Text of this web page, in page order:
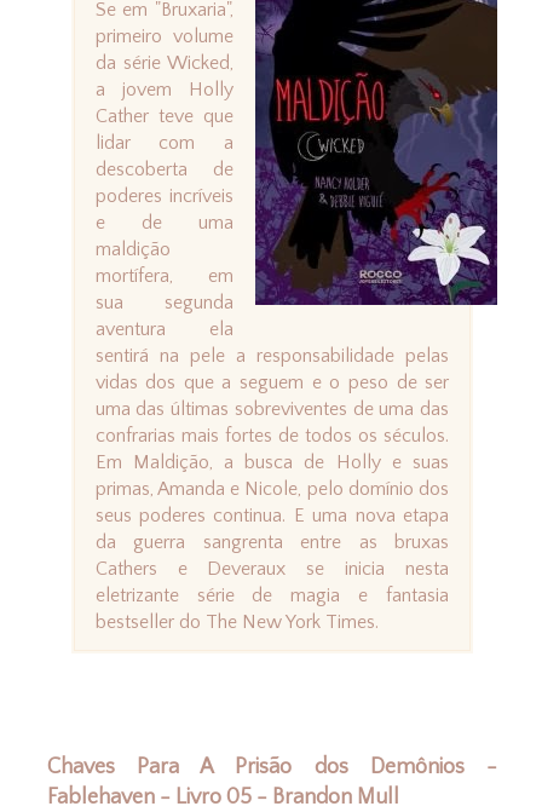
Se em "Bruxaria",
primeiro volume
da série Wicked,
a jovem Holly
Cather teve que
lidar com a
descoberta de
poderes incríveis
e de uma
maldição
mortífera, em
sua segunda
aventura ela
sentirá na pele a responsabilidade pelas
vidas dos que a seguem e o peso de ser
uma das últimas sobreviventes de uma das
confrarias mais fortes de todos os séculos.
Em Maldição, a busca de Holly e suas
primas, Amanda e Nicole, pelo domínio dos
seus poderes continua. E uma nova etapa
da guerra sangrenta entre as bruxas
Cathers e Deveraux se inicia nesta
eletrizante série de magia e fantasia
bestseller do The New York Times.
Chaves Para A Prisão dos Demônios -
Fablehaven - Livro 05 - Brandon Mull